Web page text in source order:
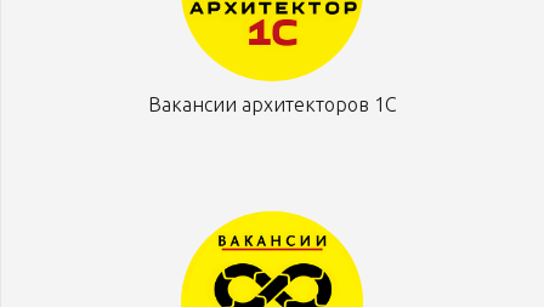
Вакансии архитекторов 1С